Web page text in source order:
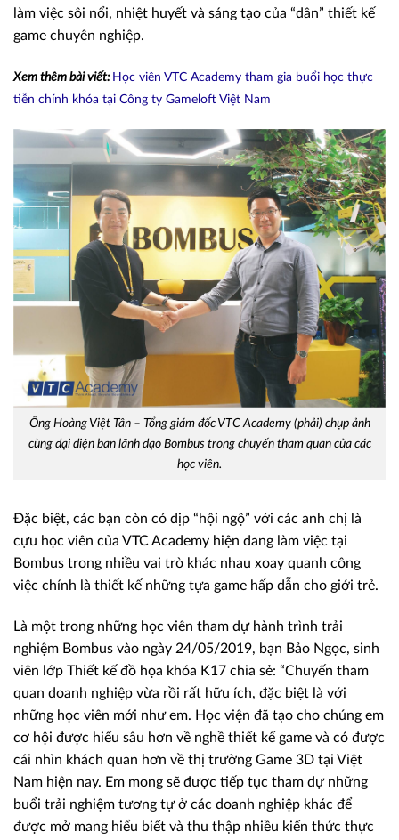
làm việc sôi nổi, nhiệt huyết và sáng tạo của “dân” thiết kế
game chuyên nghiệp.
Xem thêm bài viết: Học viên VTC Academy tham gia buổi học thực
tiễn chính khóa tại Công ty Gameloft Việt Nam
Ông Hoàng Việt Tân – Tổng giám đốc VTC Academy (phải) chụp ảnh
cùng đại diện ban lãnh đạo Bombus trong chuyến tham quan của các
học viên.
Đặc biệt, các bạn còn có dịp “hội ngộ” với các anh chị là
cựu học viên của VTC Academy hiện đang làm việc tại
Bombus trong nhiều vai trò khác nhau xoay quanh công
việc chính là thiết kế những tựa game hấp dẫn cho giới trẻ.
Là một trong những học viên tham dự hành trình trải
nghiệm Bombus vào ngày 24/05/2019, bạn Bảo Ngọc, sinh
viên lớp Thiết kế đồ họa khóa K17 chia sẻ: “Chuyến tham
quan doanh nghiệp vừa rồi rất hữu ích, đặc biệt là với
những học viên mới như em. Học viện đã tạo cho chúng em
cơ hội được hiểu sâu hơn về nghề thiết kế game và có được
cái nhìn khách quan hơn về thị trường Game 3D tại Việt
Nam hiện nay. Em mong sẽ được tiếp tục tham dự những
buổi trải nghiệm tương tự ở các doanh nghiệp khác để
được mở mang hiểu biết và thu thập nhiều kiến thức thực